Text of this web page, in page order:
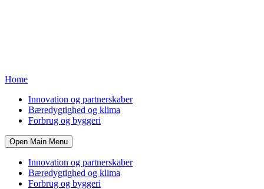
Home
Innovation og partnerskaber
Bæredygtighed og klima
Forbrug og byggeri
Open Main Menu
Innovation og partnerskaber
Bæredygtighed og klima
Forbrug og byggeri